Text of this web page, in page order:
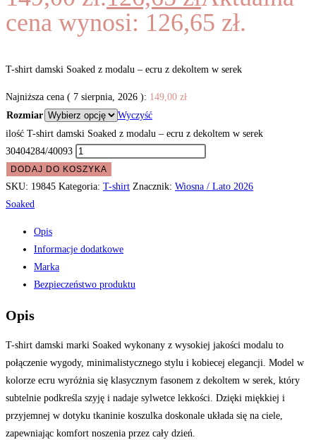
cena wynosi: 126,65 zł.
T-shirt damski Soaked z modalu – ecru z dekoltem w serek
Najniższa cena ( 7 sierpnia, 2026 ): 149,00 zł
Rozmiar
Wyczyść
ilość T-shirt damski Soaked z modalu – ecru z dekoltem w serek
30404284/40093
DODAJ DO KOSZYKA
SKU: 19845 Kategoria: T-shirt Znacznik: Wiosna / Lato 2026
Soaked
Opis
Informacje dodatkowe
Marka
Bezpieczeństwo produktu
Opis
T-shirt damski marki Soaked wykonany z wysokiej jakości modalu to
połączenie wygody, minimalistycznego stylu i kobiecej elegancji. Model w
kolorze ecru wyróżnia się klasycznym fasonem z dekoltem w serek, który
subtelnie podkreśla szyję i nadaje sylwetce lekkości. Dzięki miękkiej i
przyjemnej w dotyku tkaninie koszulka doskonale układa się na ciele,
zapewniając komfort noszenia przez cały dzień.